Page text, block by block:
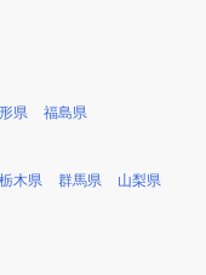
県 福島県
栃木県 群馬県 山梨県